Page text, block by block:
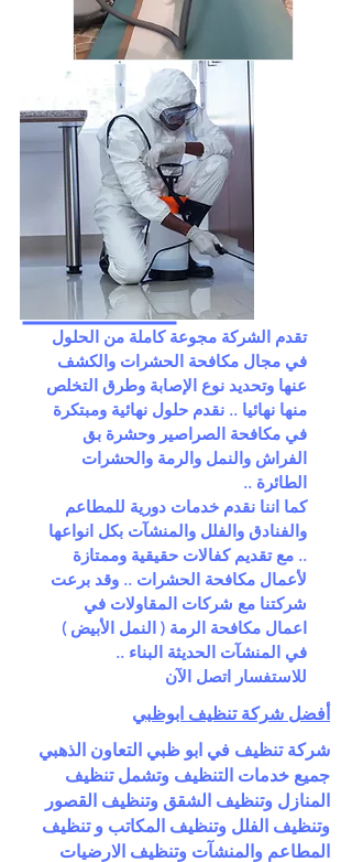
تقدم الشركة مجوعة كاملة من الحلول
في مجال مكافحة الحشرات والكشف
عنها وتحديد نوع الإصابة وطرق التخلص
منها نهائيا .. نقدم حلول نهائية ومبتكرة
في مكافحة الصراصير وحشرة بق
الفراش والنمل والرمة والحشرات
الطائرة ..
كما اننا نقدم خدمات دورية للمطاعم
والفنادق والفلل والمنشآت بكل انواعها
.. مع تقديم كفالات حقيقية وممتازة
لأعمال مكافحة الحشرات .. وقد برعت
شركتنا مع شركات المقاولات في
اعمال مكافحة الرمة ( النمل الأبيض )
في المنشآت الحديثة البناء ..
للاستفسار اتصل الآن
أفضل شركة تنظيف ابوظبي
شركة تنظيف في ابو ظبي التعاون الذهبي
جميع خدمات التنظيف وتشمل تنظيف
المنازل وتنظيف الشقق وتنظيف القصور
وتنظيف الفلل وتنظيف المكاتب و تنظيف
المطاعم والمنشآت وتنظيف الارضيات